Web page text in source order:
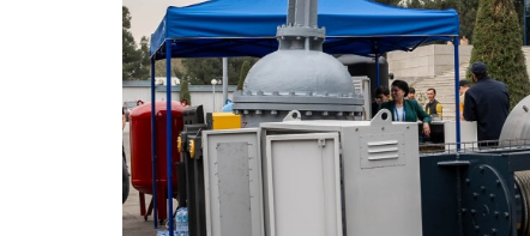
在乌兹别克斯坦做生意
展后结果
官方目录